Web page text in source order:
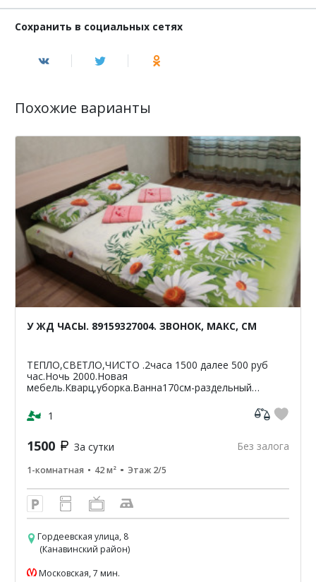
Сохранить в социальных сетях
Похожие варианты
У ЖД ЧАСЫ. 89159327004. ЗВОНОК, МАКС, СМ
ТЕПЛО,СВЕТЛО,ЧИСТО .2часа 1500 далее 500 руб
час.Ночь 2000.Новая
мебель.Кварц,уборка.Ванна170см-раздельный
кв-42м2.ЦУМ,Шайба,Аптеки,банкомат-Сбербанк
ВТБ,Пятерочка.Чи...
1
1500 За сутки Без залога
1-комнатная 42 м² Этаж 2/5
Гордеевская улица, 8
(Канавинский район)
Московская, 7 мин.